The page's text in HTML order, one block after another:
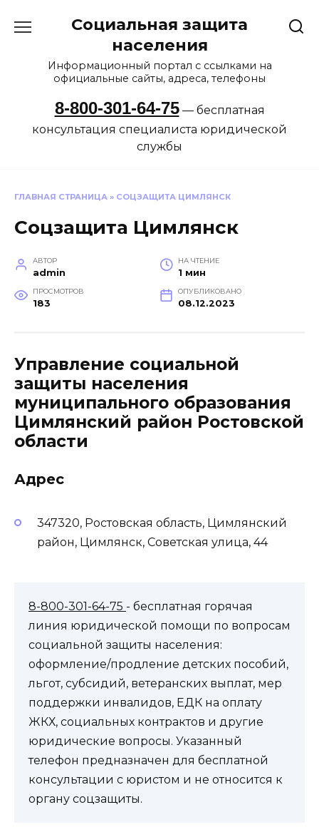
Социальная защита
населения
Информационный портал с ссылками на
официальные сайты, адреса, телефоны
8-800-301-64-75— бесплатная
консультация специалиста юридической
службы
ГЛАВНАЯ СТРАНИЦА » СОЦЗАЩИТА ЦИМЛЯНСК
Соцзащита Цимлянск
АВТОР
admin
НА ЧТЕНИЕ
1 мин
ПРОСМОТРОВ
183
ОПУБЛИКОВАНО
08.12.2023
Управление социальной
защиты населения
муниципального образования
Цимлянский район Ростовской
области
Адрес
347320, Ростовская область, Цимлянский
район, Цимлянск, Советская улица, 44
8-800-301-64-75 - бесплатная горячая
линия юридической помощи по вопросам
социальной защиты населения:
оформление/продление детских пособий,
льгот, субсидий, ветеранских выплат, мер
поддержки инвалидов, ЕДК на оплату
ЖКХ, социальных контрактов и другие
юридические вопросы. Указанный
телефон предназначен для бесплатной
консультации с юристом и не относится к
органу соцзащиты.